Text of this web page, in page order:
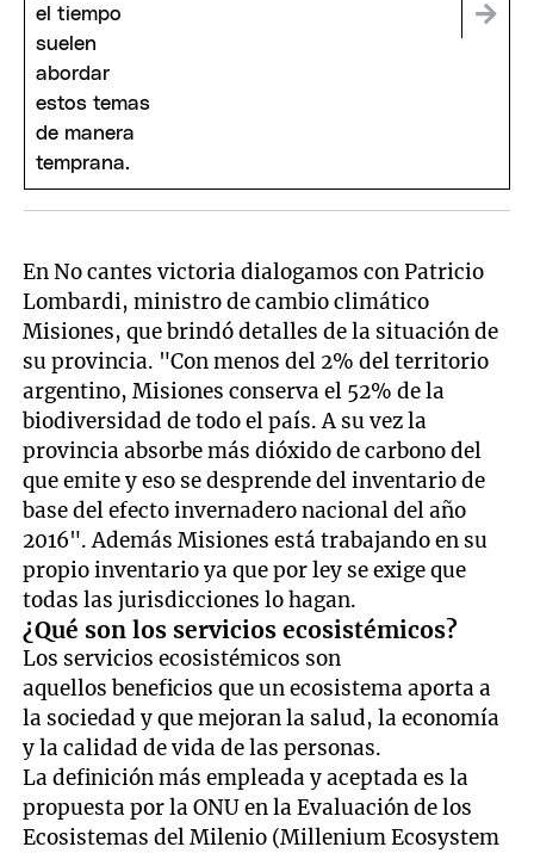
En No cantes victoria dialogamos con Patricio
Lombardi, ministro de cambio climático
Misiones, que brindó detalles de la situación de
su provincia. "Con menos del 2% del territorio
argentino, Misiones conserva el 52% de la
biodiversidad de todo el país. A su vez la
provincia absorbe más dióxido de carbono del
que emite y eso se desprende del inventario de
base del efecto invernadero nacional del año
2016". Además Misiones está trabajando en su
propio inventario ya que por ley se exige que
todas las jurisdicciones lo hagan.
¿Qué son los servicios ecosistémicos?
Los servicios ecosistémicos son
aquellos beneficios que un ecosistema aporta a
la sociedad y que mejoran la salud, la economía
y la calidad de vida de las personas.
La definición más empleada y aceptada es la
propuesta por la ONU en la Evaluación de los
Ecosistemas del Milenio (Millenium Ecosystem